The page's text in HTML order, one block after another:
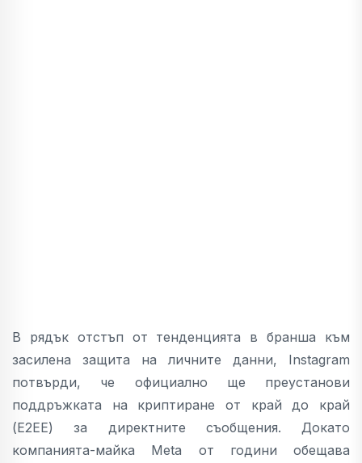
В рядък отстъп от тенденцията в бранша към
засилена защита на личните данни, Instagram
потвърди, че официално ще преустанови
поддръжката на криптиране от край до край
(E2EE) за директните съобщения. Докато
компанията-майка Meta от години обещава